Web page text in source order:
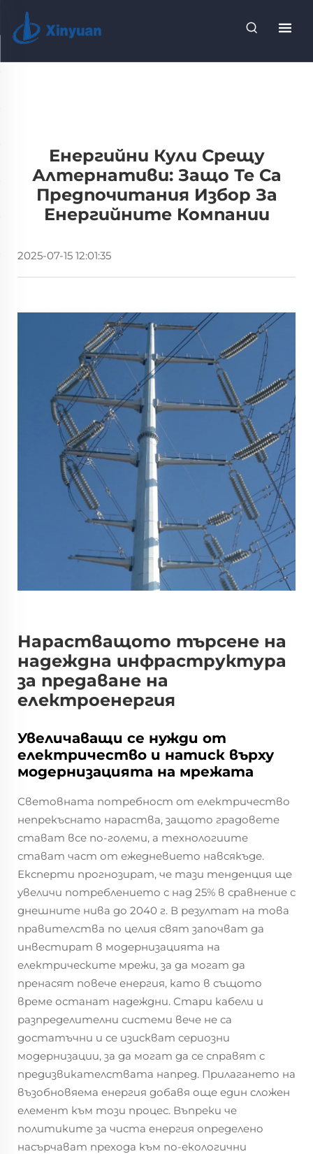
Енергийни Кули Срещу
Алтернативи: Защо Те Са
Предпочитания Избор За
Енергийните Компании
2025-07-15 12:01:35
Нарастващото търсене на
надеждна инфраструктура
за предаване на
електроенергия
Увеличаващи се нужди от
електричество и натиск върху
модернизацията на мрежата
Световната потребност от електричество
непрекъснато нараства, защото градовете
стават все по-големи, а технологиите
стават част от ежедневието навсякъде.
Експерти прогнозират, че тази тенденция ще
увеличи потреблението с над 25% в сравнение с
днешните нива до 2040 г. В резултат на това
правителства по целия свят започват да
инвестират в модернизацията на
електрическите мрежи, за да могат да
пренасят повече енергия, като в същото
време останат надеждни. Стари кабели и
разпределителни системи вече не са
достатъчни и се изискват сериозни
модернизации, за да могат да се справят с
предизвикателствата напред. Прилагането на
възобновяема енергия добавя още един сложен
елемент към този процес. Въпреки че
политиките за чиста енергия определено
насърчават прехода към по-екологични